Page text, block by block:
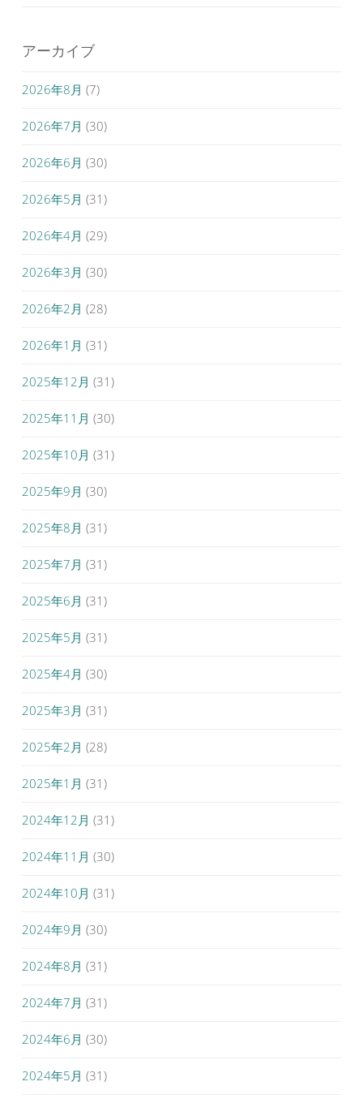
アーカイブ
2026年8月 (7)
2026年7月 (30)
2026年6月 (30)
2026年5月 (31)
2026年4月 (29)
2026年3月 (30)
2026年2月 (28)
2026年1月 (31)
2025年12月 (31)
2025年11月 (30)
2025年10月 (31)
2025年9月 (30)
2025年8月 (31)
2025年7月 (31)
2025年6月 (31)
2025年5月 (31)
2025年4月 (30)
2025年3月 (31)
2025年2月 (28)
2025年1月 (31)
2024年12月 (31)
2024年11月 (30)
2024年10月 (31)
2024年9月 (30)
2024年8月 (31)
2024年7月 (31)
2024年6月 (30)
2024年5月 (31)